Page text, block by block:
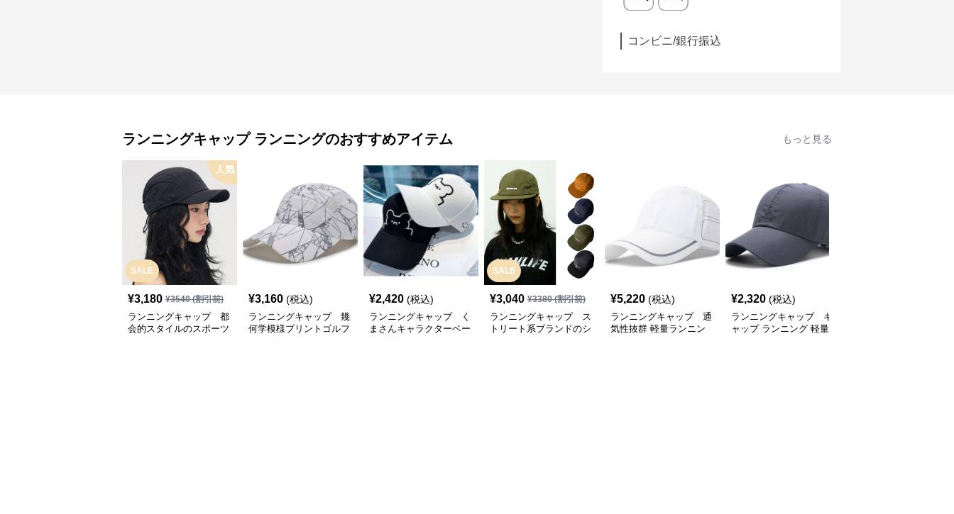
コンビニ/銀行振込
ランニングキャップ ランニングのおすすめアイテム もっと見る
SALE
人気
¥3,180 ¥3540(割引前)
ランニングキャップ 都
会的スタイルのスポーツ
¥3,160 (税込)
ランニングキャップ 幾
何学模様プリントゴルフ
¥2,420 (税込)
ランニングキャップ く
まさんキャラクターベー
SALE
¥3,040 ¥3380(割引前)
ランニングキャップ ス
トリート系ブランドのシ
¥5,220 (税込)
ランニングキャップ 通
気性抜群 軽量ランニン
¥2,320 (税込)
ランニングキャップ キ
ャップ ランニング 軽量